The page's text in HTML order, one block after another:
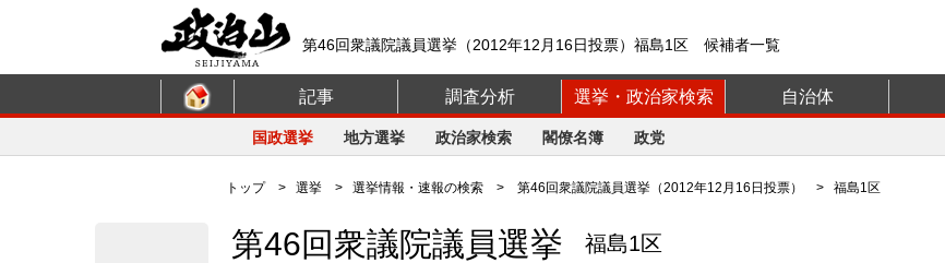
第46回衆議院議員選挙（2012年12月16日投票）福島1区 候補者一覧
記事 調査分析 選挙・政治家検索 自治体
国政選挙 地方選挙 政治家検索 閣僚名簿 政党
トップ> 選挙 > 選挙情報・速報の検索 > 第46回衆議院議員選挙（2012年12月16日投票） > 福島1区
第46回衆議院議員選挙 福島1区